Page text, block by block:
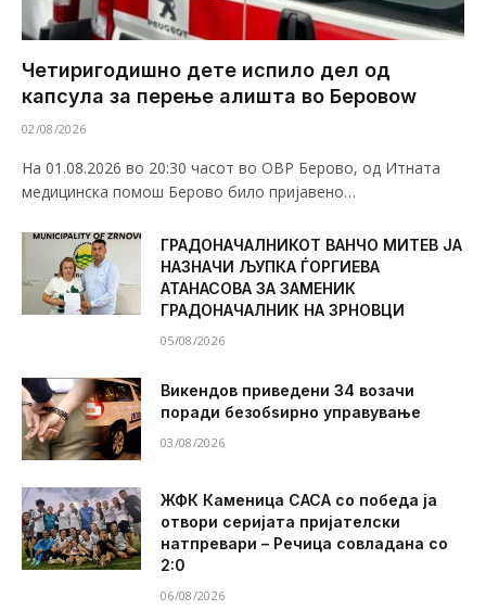
Четиригодишно дете испило дел од
капсула за перење алишта во Беровоw
02/08/2026
На 01.08.2026 во 20:30 часот во ОВР Берово, од Итната
медицинска помош Берово било пријавено…
ГРАДОНАЧАЛНИКОТ ВАНЧО МИТЕВ ЈА
НАЗНАЧИ ЉУПКА ЃОРГИЕВА
АТАНАСОВА ЗА ЗАМЕНИК
ГРАДОНАЧАЛНИК НА ЗРНОВЦИ
05/08/2026
Викендов приведени 34 возачи
поради безобѕирно управување
03/08/2026
ЖФК Каменица САСА со победа ја
отвори серијата пријателски
натпревари – Речица совладана со
2:0
06/08/2026